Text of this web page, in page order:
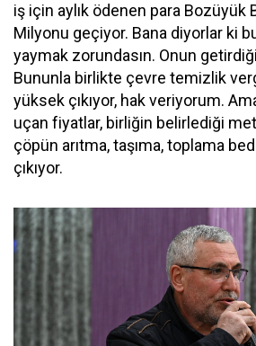
iş için aylık ödenen para Bozüyük
Milyonu geçiyor. Bana diyorlar ki
yaymak zorundasın. Onun
Bununla birlikte çevre temizlik
yüksek çıkıyor, hak veriyorum.
uçan fiyatlar, birliğin belirlediği
çöpün arıtma, taşıma, toplama
çıkıyor.